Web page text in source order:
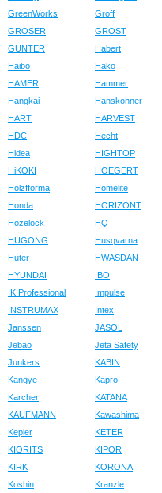
GreenWorks
Groff
GROSER
GROST
GUNTER
Habert
Haibo
Hako
HAMER
Hammer
Hangkai
Hanskonner
HART
HARVEST
HDC
Hecht
Hidea
HIGHTOP
HiKOKI
HOEGERT
Holzfforma
Homelite
Honda
HORIZONT
Hozelock
HQ
HUGONG
Husqvarna
Huter
HWASDAN
HYUNDAI
IBO
IK Professional
Impulse
INSTRUMAX
Intex
Janssen
JASOL
Jebao
Jeta Safety
Junkers
KABIN
Kangye
Kapro
Karcher
KATANA
KAUFMANN
Kawashima
Kepler
KETER
KIORITS
KIPOR
KIRK
KORONA
Koshin
Kranzle